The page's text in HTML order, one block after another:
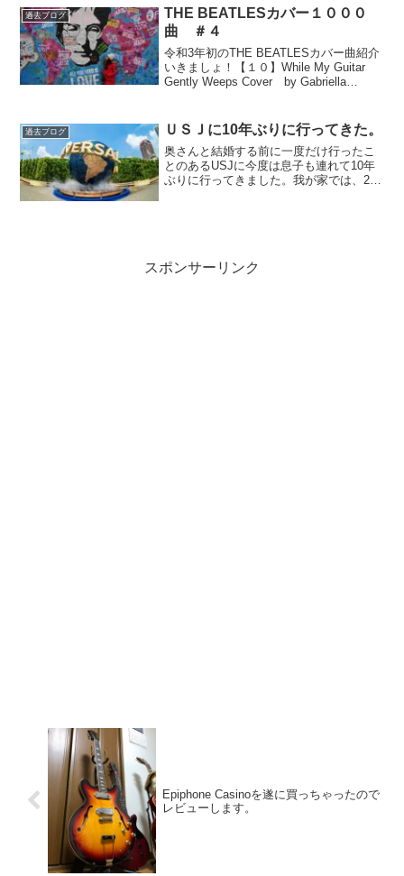
甘すぎる僕なので、今日から３ヶ月の目
標を書こうと思います。なん...
過去ブログ
THE BEATLESカバー１０００
曲 ＃４
令和3年初のTHE BEATLESカバー曲紹介
いきましょ！【１０】While My Guitar
Gently Weeps Cover by Gabriella
ラ...
過去ブログ ＵＳＪに10年ぶりに行ってきた。
奥さんと結婚する前に一度だけ行ったこ
とのあるUSJに今度は息子も連れて10年
ぶりに行ってきました。我が家では、20
スポンサーリンク
Epiphone Casinoを遂に買っちゃったので
レビューします。